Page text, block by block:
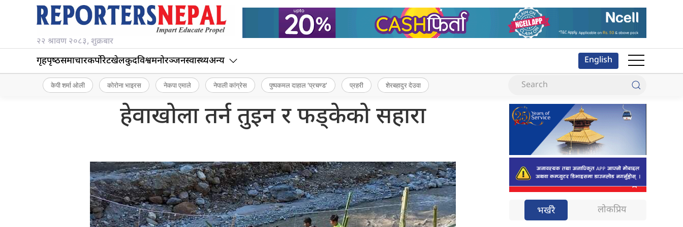
२२ श्रावण २०८३, शुक्रबार
गृहपृष्‍ठसमाचारकर्पोरेटखेलकुदविश्वमनोरञ्जनस्वास्थ्यअन्य English
केपी शर्मा ओली कोरोना भाइरस नेकपा एमाले नेपाली कांग्रेस पुष्पकमल दाहाल ‘प्रचण्ड’ प्रहरी शेरबहादुर देउवा
हेवाखोला तर्न तुइन र फड्केको सहारा
भर्खरै लोकप्रिय